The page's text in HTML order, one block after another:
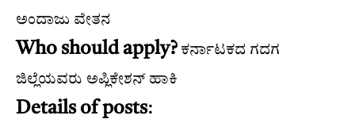
ಅಂದಾಜು ವೇತನ
Who should apply? ಕರ್ನಾಟಕದ ಗದಗ
ಜಿಲ್ಲೆಯವರು ಅಪ್ಲಿಕೇಶನ್ ಹಾಕಿ
Details of posts: